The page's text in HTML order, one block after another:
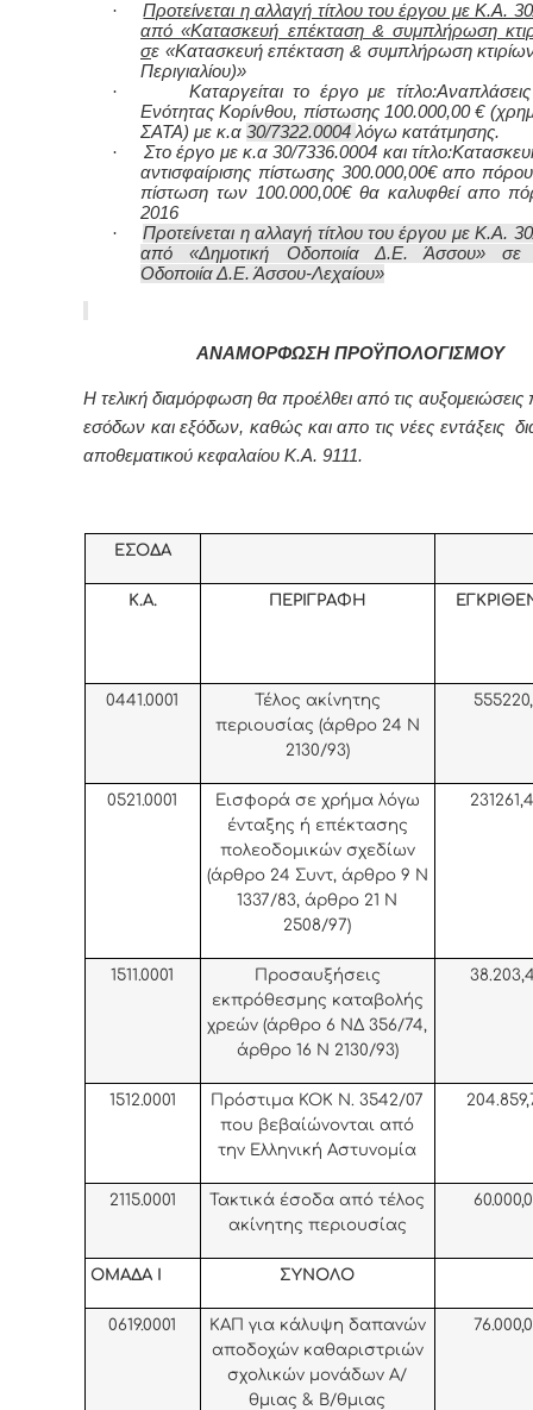
·
Προτείνεται η αλλαγή τίτλου του έργου με Κ.Α.
από «Κατασκευή επέκταση & συμπλήρωση
σε «Κατασκευή επέκταση & συμπλήρωση
Περιγιαλίου)»
·
Καταργείται το έργο με
Ενότητας Κορίνθου, πίστωσης 100.000,00 €
ΣΑΤΑ) με κ.α 30/7322.0004 λόγω κατάτμησης.
·
Στο έργο με κ.α 30/7336.0004 και
αντισφαίρισης πίστωσης 300.000,00€ απο
πίστωση των 100.000,00€ θα καλυφθεί απο
2016
·
Προτείνεται η αλλαγή τίτλου του έργου με Κ.Α.
από «Δημοτική Οδοποιία Δ.Ε. Άσσου» σε
Οδοποιία Δ.Ε. Άσσου-Λεχαίου»
ΑΝΑΜΟΡΦΩΣΗ ΠΡΟΫΠΟΛΟΓΙΣΜΟΥ
Η τελική διαμόρφωση θα προέλθει από τις
εσόδων και εξόδων, καθώς και απο τις νέες εντάξεις
αποθεματικού κεφαλαίου Κ.Α. 9111.
ΕΣΟΔΑ
Κ.Α. ΠΕΡΙΓΡΑΦΗ
0441.0001
Τέλος ακίνητης
περιουσίας (άρθρο 24 Ν
2130/93)
0521.0001
Εισφορά σε χρήμα λόγω
ένταξης ή επέκτασης
πολεοδομικών σχεδίων
(άρθρο 24 Συντ, άρθρο 9 Ν
1337/83, άρθρο 21 Ν
2508/97)
1511.0001
Προσαυξήσεις
εκπρόθεσμης καταβολής
χρεών (άρθρο 6 ΝΔ 356/74,
άρθρο 16 Ν 2130/93)
1512.0001
Πρόστιμα ΚΟΚ Ν. 3542/07
που βεβαίώνονται από
την Ελληνική Αστυνομία
2115.0001
Τακτικά έσοδα από τέλος
ακίνητης περιουσίας
ΟΜΑΔΑ Ι ΣΥΝΟΛΟ
0619.0001
ΚΑΠ για κάλυψη δαπανών
αποδοχών καθαριστριών
σχολικών μονάδων Α/
θμιας & Β/θμιας